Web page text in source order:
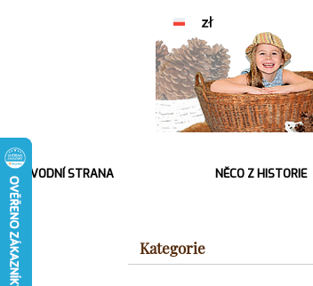
ÚVODNÍ STRANA NĚCO Z HISTORIE
Kategorie